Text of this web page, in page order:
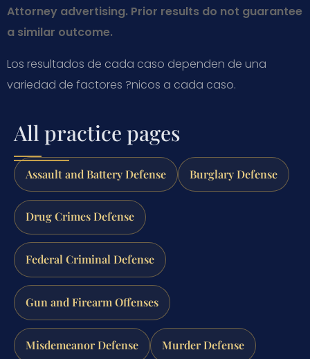
Attorney advertising. Prior results do not guarantee
a similar outcome.
Los resultados de cada caso dependen de una
variedad de factores ?nicos a cada caso.
All practice pages
Assault and Battery Defense Burglary Defense
Drug Crimes Defense
Federal Criminal Defense
Gun and Firearm Offenses
Misdemeanor Defense Murder Defense